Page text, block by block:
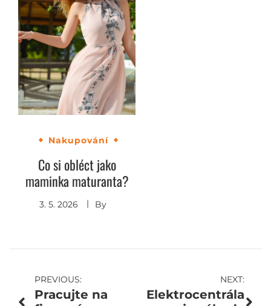
Nakupování
Co si obléct jako
maminka maturanta?
3. 5. 2026 By
Navigace
PREVIOUS:
Pracujte na
NEXT:
Elektrocentrála